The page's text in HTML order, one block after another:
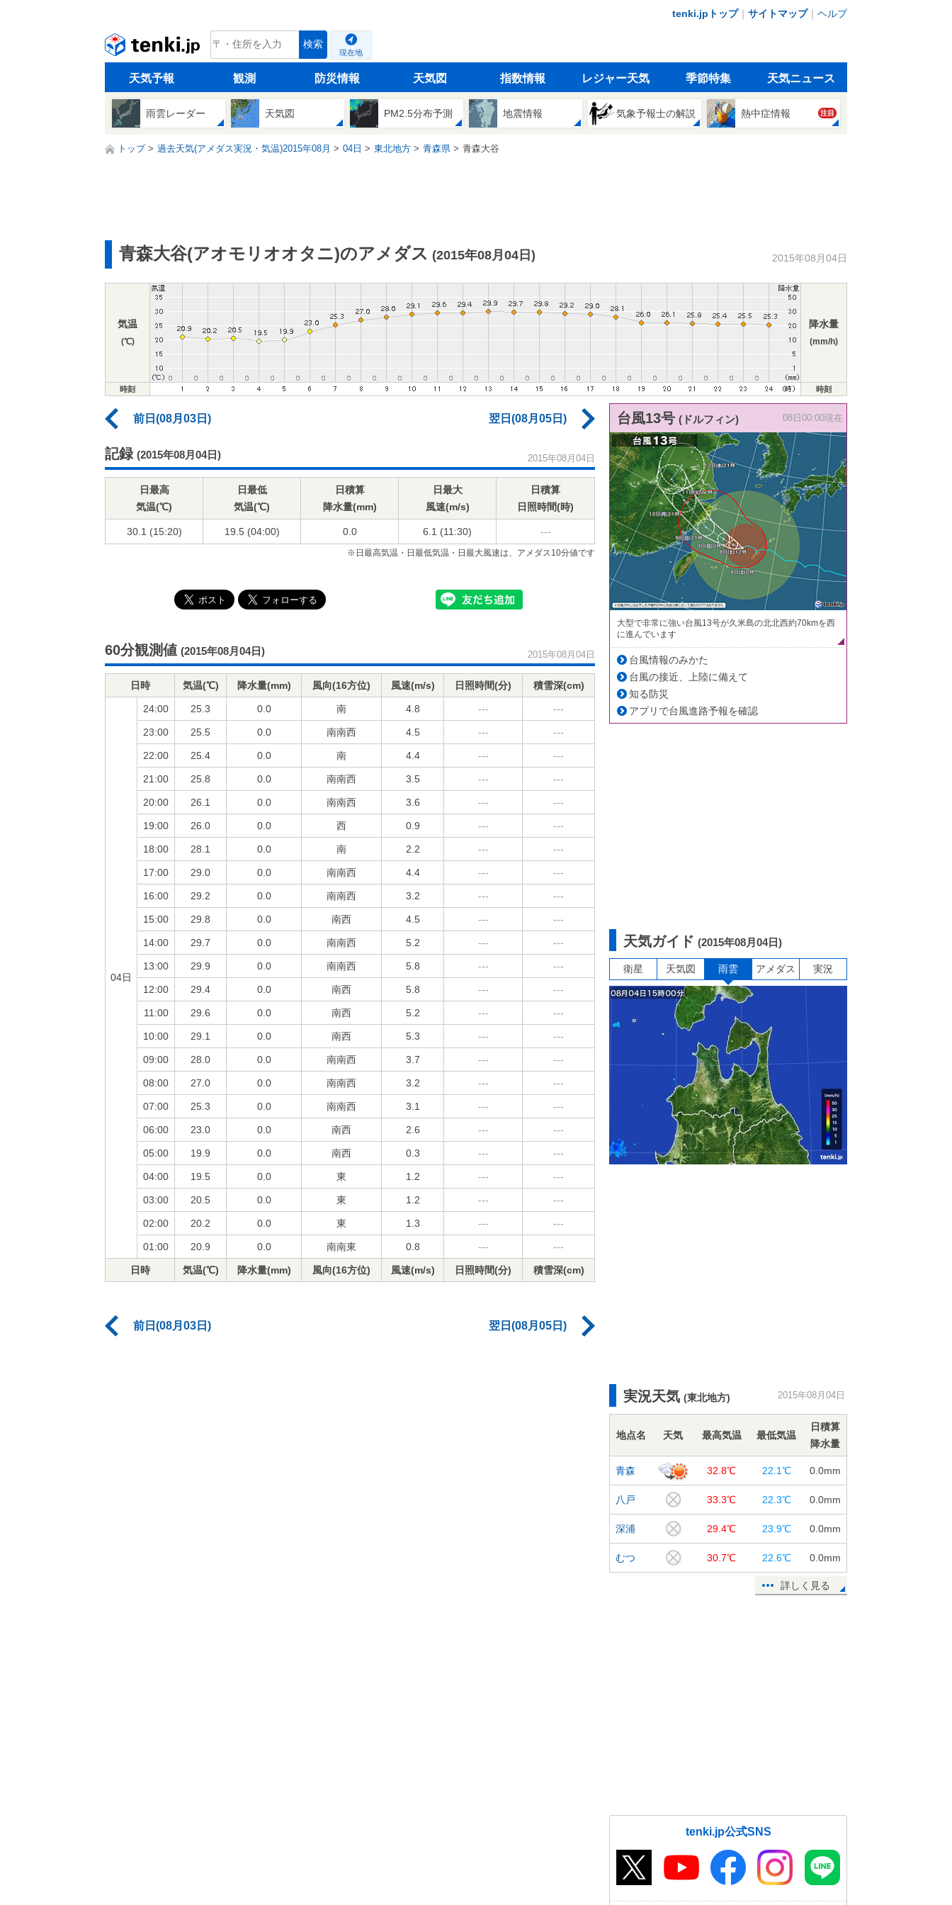
tenki.jpトップ｜ サイトマップ｜ ヘルプ
tenki.jp 検索
現在地
天気予報 観測 防災情報 天気図 指数情報 レジャー天気 季節特集 天気ニュース
雨雲レーダー 天気図 PM2.5分布予測 地震情報 気象予報士の解説 熱中症情報 注目
トップ 過去天気(アメダス実況・気温)2015年08月 04日 東北地方 青森県 青森大谷
青森大谷(アオモリオオタニ)のアメダス (2015年08月04日) 2015年08月04日
気温
(℃)
降水量
(mm/h)
時刻 時刻
前日(08月03日) 翌日(08月05日)
記録 (2015年08月04日) 2015年08月04日
日最高
気温(℃)
日最低
気温(℃)
日積算
降水量(mm)
日最大
風速(m/s)
日積算
日照時間(時)
30.1 (15:20) 19.5 (04:00) 0.0 6.1 (11:30) ---
※日最高気温・日最低気温・日最大風速は、アメダス10分値です
60分観測値 (2015年08月04日) 2015年08月04日
日時 気温(℃) 降水量(mm) 風向(16方位) 風速(m/s) 日照時間(分) 積雪深(cm)
04日
24:00 25.3 0.0 南 4.8 --- ---
23:00 25.5 0.0 南南西 4.5 --- ---
22:00 25.4 0.0 南 4.4 --- ---
21:00 25.8 0.0 南南西 3.5 --- ---
20:00 26.1 0.0 南南西 3.6 --- ---
19:00 26.0 0.0 西 0.9 --- ---
18:00 28.1 0.0 南 2.2 --- ---
17:00 29.0 0.0 南南西 4.4 --- ---
16:00 29.2 0.0 南南西 3.2 --- ---
15:00 29.8 0.0 南西 4.5 --- ---
14:00 29.7 0.0 南南西 5.2 --- ---
13:00 29.9 0.0 南南西 5.8 --- ---
12:00 29.4 0.0 南西 5.8 --- ---
11:00 29.6 0.0 南西 5.2 --- ---
10:00 29.1 0.0 南西 5.3 --- ---
09:00 28.0 0.0 南南西 3.7 --- ---
08:00 27.0 0.0 南南西 3.2 --- ---
07:00 25.3 0.0 南南西 3.1 --- ---
06:00 23.0 0.0 南西 2.6 --- ---
05:00 19.9 0.0 南西 0.3 --- ---
04:00 19.5 0.0 東 1.2 --- ---
03:00 20.5 0.0 東 1.2 --- ---
02:00 20.2 0.0 東 1.3 --- ---
01:00 20.9 0.0 南南東 0.8 --- ---
日時 気温(℃) 降水量(mm) 風向(16方位) 風速(m/s) 日照時間(分) 積雪深(cm)
前日(08月03日) 翌日(08月05日)
台風13号 (ドルフィン) 08日00:00現在
大型で非常に強い台風13号が久米島の北北西約70kmを西
に進んでいます
台風情報のみかた
台風の接近、上陸に備えて
知る防災
アプリで台風進路予報を確認
天気ガイド (2015年08月04日)
衛星 天気図 雨雲 アメダス 実況
実況天気 (東北地方) 2015年08月04日
地点名 天気 最高気温 最低気温
日積算
降水量
青森 32.8℃ 22.1℃ 0.0mm
八戸 33.3℃ 22.3℃ 0.0mm
深浦 29.4℃ 23.9℃ 0.0mm
むつ 30.7℃ 22.6℃ 0.0mm
詳しく見る
tenki.jp公式SNS